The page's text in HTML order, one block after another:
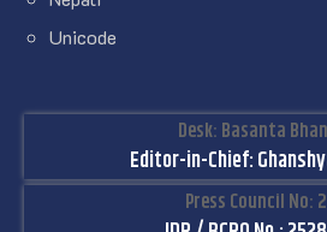
Unicode
Desk: Basanta
Editor-in-Chief:
Press Council No: